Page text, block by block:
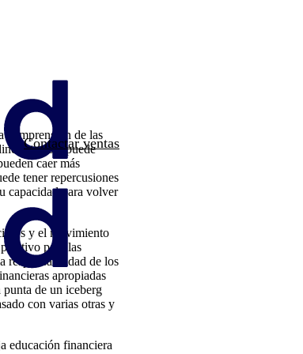
Contactar ventas
comprensión de las
y esto puede
caer más
tener repercusiones
capacidad para volver
y el movimiento
para las
responsabilidad de los
apropiadas
punta de un iceberg
con varias otras y
educación financiera